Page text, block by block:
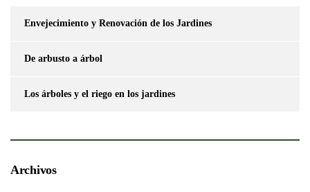
Envejecimiento y Renovación de los Jardines
De arbusto a árbol
Los árboles y el riego en los jardines
Archivos